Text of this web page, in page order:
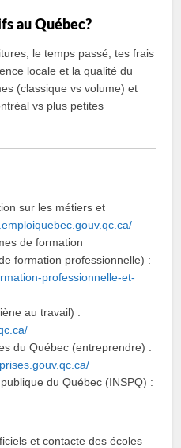
au Québec?
le temps passé, tes frais
locale et la qualité du
(classique vs volume) et
vs plus petites
sur les métiers et
de formation
formation professionnelle) :
professionnelle-et-
au travail) :
du Québec (entreprendre) :
du Québec (INSPQ) :
et contacte des écoles